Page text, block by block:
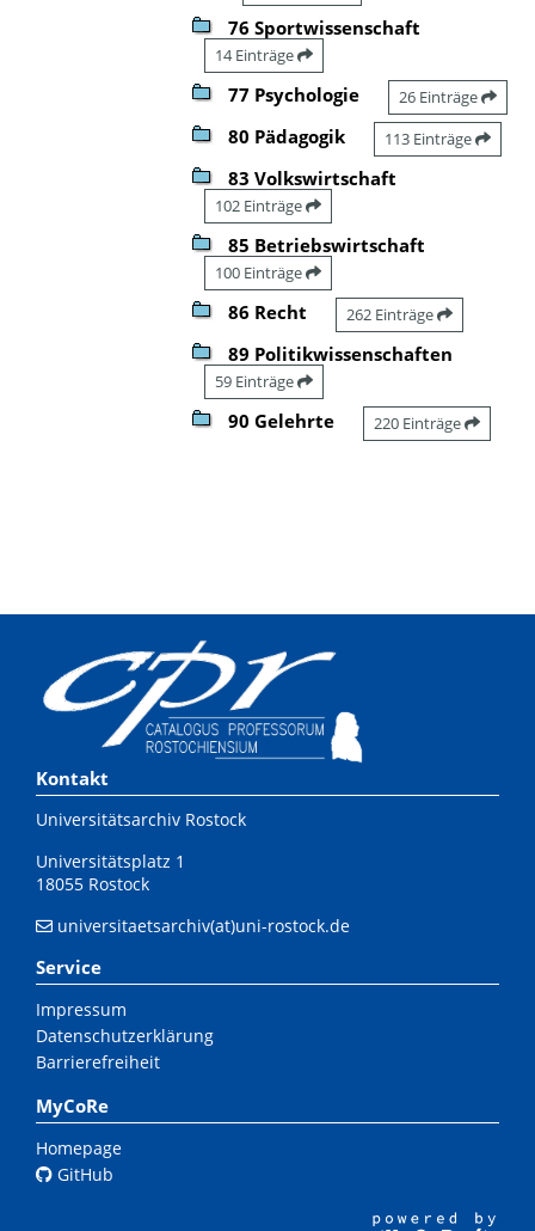
76 Sportwissenschaft
14 Einträge
77 Psychologie 26 Einträge
80 Pädagogik 113 Einträge
83 Volkswirtschaft
102 Einträge
85 Betriebswirtschaft
100 Einträge
86 Recht 262 Einträge
89 Politikwissenschaften
59 Einträge
90 Gelehrte 220 Einträge
Kontakt
Universitätsarchiv Rostock
Universitätsplatz 1
18055 Rostock
universitaetsarchiv(at)uni-rostock.de
Service
Impressum
Datenschutzerklärung
Barrierefreiheit
MyCoRe
Homepage
GitHub